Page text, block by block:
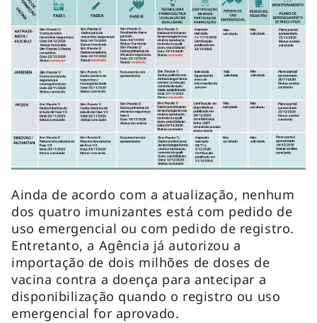
Ainda de acordo com a atualização, nenhum
dos quatro imunizantes está com pedido de
uso emergencial ou com pedido de registro.
Entretanto, a Agência já autorizou a
importação de dois milhões de doses de
vacina contra a doença para antecipar a
disponibilização quando o registro ou uso
emergencial for aprovado.